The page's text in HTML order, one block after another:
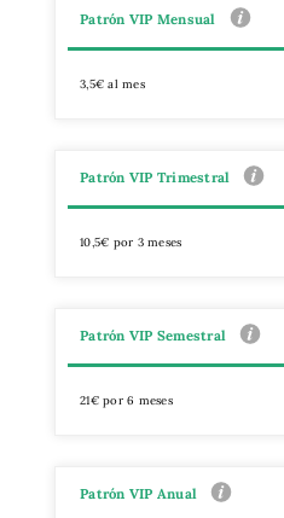
Patrón VIP Mensual
3,5€ al mes
Patrón VIP Trimestral
10,5€ por 3 meses
Patrón VIP Semestral
21€ por 6 meses
Patrón VIP Anual